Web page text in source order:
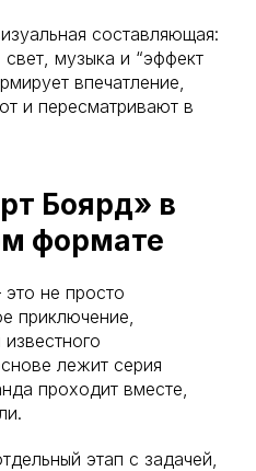
составляющая:
музыка и “эффект
впечатление,
и пересматривают в
Боярд» в
формате
не просто
приключение,
лежит серия
проходит вместе,
этап с задачей,